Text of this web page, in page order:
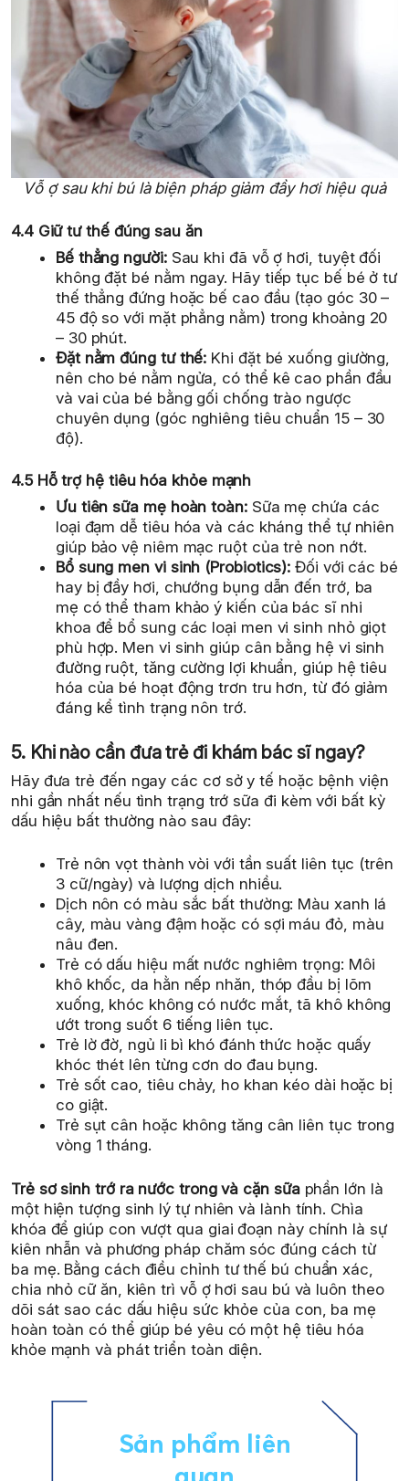
Vỗ ợ sau khi bú là biện pháp giảm đầy hơi hiệu quả
4.4 Giữ tư thế đúng sau ăn
Bế thẳng người:Sau khi đã vỗ ợ hơi, tuyệt đối
không đặt bé nằm ngay. Hãy tiếp tục bế bé ở tư
thế thẳng đứng hoặc bế cao đầu (tạo góc 30 –
45 độ so với mặt phẳng nằm) trong khoảng 20
– 30 phút.
Đặt nằm đúng tư thế: Khi đặt bé xuống giường,
nên cho bé nằm ngửa, có thể kê cao phần đầu
và vai của bé bằng gối chống trào ngược
chuyên dụng (góc nghiêng tiêu chuẩn 15 – 30
độ).
4.5 Hỗ trợ hệ tiêu hóa khỏe mạnh
Ưu tiên sữa mẹ hoàn toàn:Sữa mẹ chứa các
loại đạm dễ tiêu hóa và các kháng thể tự nhiên
giúp bảo vệ niêm mạc ruột của trẻ non nớt.
Bổ sung men vi sinh (Probiotics): Đối với các bé
hay bị đầy hơi, chướng bụng dẫn đến trớ, ba
mẹ có thể tham khảo ý kiến của bác sĩ nhi
khoa để bổ sung các loại men vi sinh nhỏ giọt
phù hợp. Men vi sinh giúp cân bằng hệ vi sinh
đường ruột, tăng cường lợi khuẩn, giúp hệ tiêu
hóa của bé hoạt động trơn tru hơn, từ đó giảm
đáng kể tình trạng nôn trớ.
5. Khi nào cần đưa trẻ đi khám bác sĩ ngay?
Hãy đưa trẻ đến ngay các cơ sở y tế hoặc bệnh viện
nhi gần nhất nếu tình trạng trớ sữa đi kèm với bất kỳ
dấu hiệu bất thường nào sau đây:
Trẻ nôn vọt thành vòi với tần suất liên tục (trên
3 cữ/ngày) và lượng dịch nhiều.
Dịch nôn có màu sắc bất thường: Màu xanh lá
cây, màu vàng đậm hoặc có sợi máu đỏ, màu
nâu đen.
Trẻ có dấu hiệu mất nước nghiêm trọng: Môi
khô khốc, da hằn nếp nhăn, thóp đầu bị lõm
xuống, khóc không có nước mắt, tã khô không
ướt trong suốt 6 tiếng liên tục.
Trẻ lờ đờ, ngủ li bì khó đánh thức hoặc quấy
khóc thét lên từng cơn do đau bụng.
Trẻ sốt cao, tiêu chảy, ho khan kéo dài hoặc bị
co giật.
Trẻ sụt cân hoặc không tăng cân liên tục trong
vòng 1 tháng.
Trẻ sơ sinh trớ ra nước trong và cặn sữaphần lớn là
một hiện tượng sinh lý tự nhiên và lành tính. Chìa
khóa để giúp con vượt qua giai đoạn này chính là sự
kiên nhẫn và phương pháp chăm sóc đúng cách từ
ba mẹ. Bằng cách điều chỉnh tư thế bú chuẩn xác,
chia nhỏ cữ ăn, kiên trì vỗ ợ hơi sau bú và luôn theo
dõi sát sao các dấu hiệu sức khỏe của con, ba mẹ
hoàn toàn có thể giúp bé yêu có một hệ tiêu hóa
khỏe mạnh và phát triển toàn diện.
Sản phẩm liên